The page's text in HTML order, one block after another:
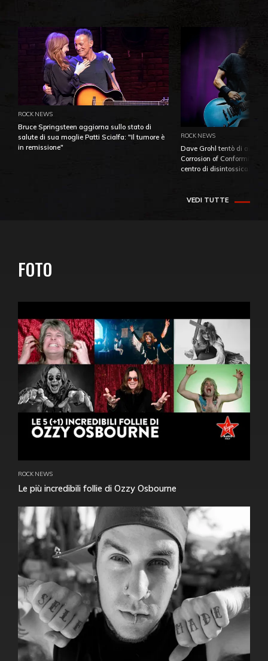
ROCK NEWS
Bruce Springsteen aggiorna sullo stato di
salute di sua moglie Patti Scialfa: "Il tumore è
in remissione"
ROCK NEWS
Dave Grohl tentò di
Corrosion of Conformity
centro di
VEDI TUTTE
FOTO
ROCK NEWS
Le più incredibili follie di Ozzy Osbourne